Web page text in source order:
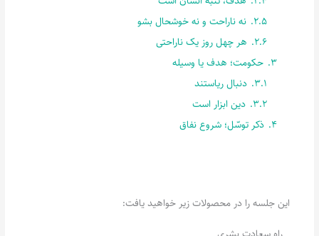
2.5. نه ناراحت و نه خوشحال بشو
2.6. هر چهل روز یک ناراحتی
3. حکومت؛ هدف یا وسیله
3.1. دنبال ریاستند
3.2. دین ابزار است
4. ذکر توسّل؛ شروع نفاق
این جلسه را در محصولات زیر خواهید یافت: